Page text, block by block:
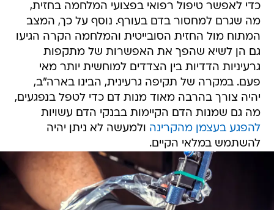
כדי לאפשר טיפול רפואי בפצועי המלחמה בחזית,
מה שגרם למחסור בדם בעורף. נוסף על כך, המצב
המתוח מול החזית הסובייטית והמלחמה הקרה הגיעו
גם הן לשיא שהפך את האפשרות של מתקפות
גרעיניות הדדיות בין הצדדים למוחשית יותר מאי
פעם. במקרה של תקיפה גרעינית, הבינו בארה"ב,
יהיה צורך בהרבה מאוד מנות דם כדי לטפל בנפגעים,
מה גם שמנות הדם הקיימות בבנקי הדם עשויות
להפגע בעצמן מהקרינה ולמעשה לא ניתן יהיה
להשתמש במלאי הקיים.